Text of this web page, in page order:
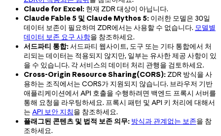
Claude for Excel: 현재 ZDR 대상이 아닙니다.
Claude Fable 5 및 Claude Mythos 5: 이러한 모델은 30일
데이터 보존이 필요하며 ZDR에서는 사용할 수 없습니다. 모델별
데이터 보존 요구 사항을 참조하세요.
서드파티 통합:서드파티 웹사이트, 도구 또는 기타 통합에서 처
리되는 데이터는 적용되지 않지만, 일부는 유사한 제공 사항이 있
을 수 있습니다. 각 서비스의 데이터 처리 관행을 검토하세요.
Cross-Origin Resource Sharing(CORS): ZDR 방식을 사
용하는 조직에서는 CORS가 지원되지 않습니다. 브라우저 기반
애플리케이션에서 API 호출을 수행하려면 백엔드 프록시 서버를
통해 요청을 라우팅하세요. 프록시 패턴 및 API 키 처리에 대해서
는 API 보안 지침을 참조하세요.
플래그된 콘텐츠 및 법적 보존 의무: 방식과 관계없는 보존을 참
조하세요.